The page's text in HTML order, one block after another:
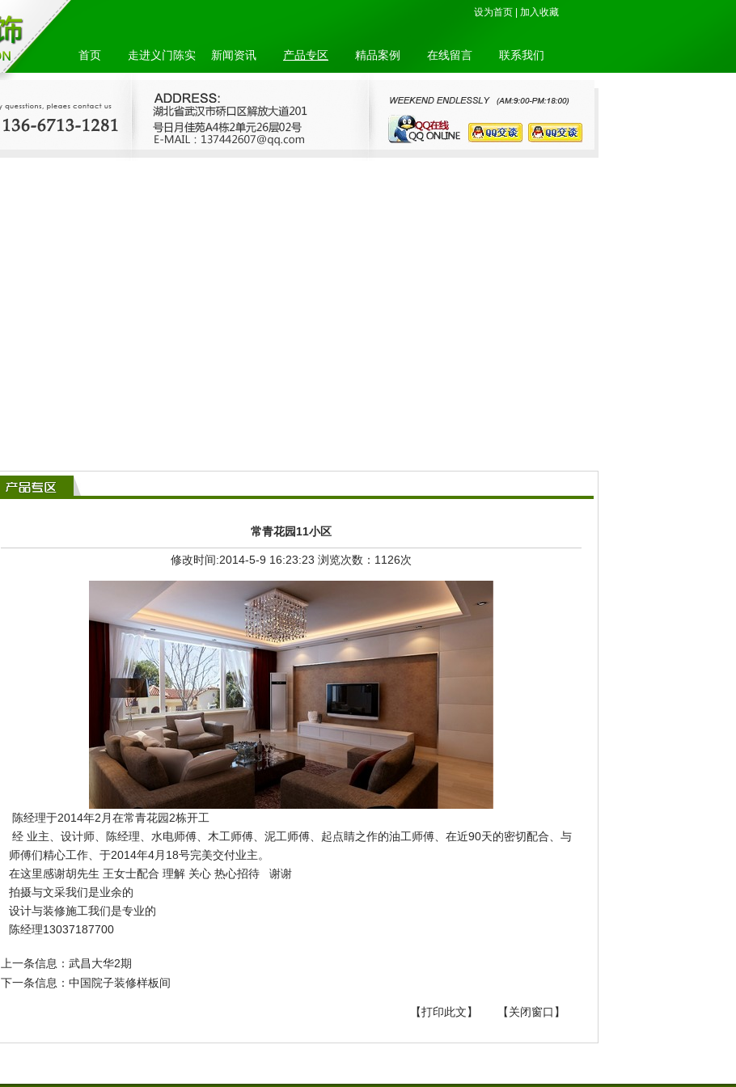
设为首页| 加入收藏
首页 走进义门陈实 新闻资讯 产品专区 精品案例 在线留言 联系我们
常青花园11小区
修改时间:2014-5-9 16:23:23 浏览次数：1126次
陈经理于2014年2月在常青花园2栋开工
经 业主、设计师、陈经理、水电师傅、木工师傅、泥工师傅、起点睛之作的油工师傅、在近90天的密切配合、与
师傅们精心工作、于2014年4月18号完美交付业主。
在这里感谢胡先生 王女士配合 理解 关心 热心招待 谢谢
拍摄与文采我们是业余的
设计与装修施工我们是专业的
陈经理13037187700
上一条信息： 武昌大华2期
下一条信息： 中国院子装修样板间
【打印此文】 【关闭窗口】